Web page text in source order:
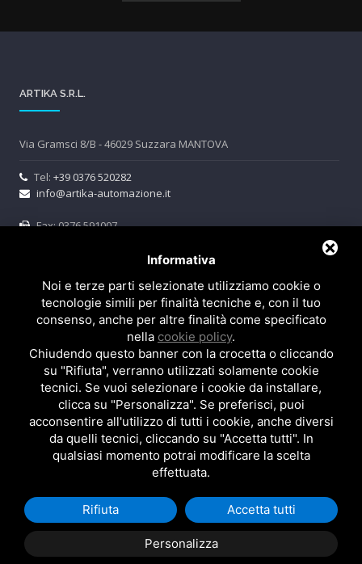
ARTIKA S.R.L.
Via Gramsci 8/B - 46029 Suzzara MANTOVA
Tel:+39 0376 520282
info@artika-automazione.it
Fax: 0376 591007
Privacy e Cookie Policy
Follow Us
Like us
on Facebook
Follow us
on Twitter
Follow us
on Google+
Follow us
on Linkedin
Informativa
Noi e terze parti selezionate utilizziamo cookie o
tecnologie simili per finalità tecniche e, con il tuo
consenso, anche per altre finalità come specificato
nella cookie policy.
Chiudendo questo banner con la crocetta o cliccando
su "Rifiuta", verranno utilizzati solamente cookie
tecnici. Se vuoi selezionare i cookie da installare,
clicca su "Personalizza". Se preferisci, puoi
acconsentire all'utilizzo di tutti i cookie, anche diversi
da quelli tecnici, cliccando su "Accetta tutti". In
qualsiasi momento potrai modificare la scelta
effettuata.
Personalizza
Rifiuta Accetta tutti
Copyright ©2026 - All Rights Reserved. | Privacy and Cookie Policy